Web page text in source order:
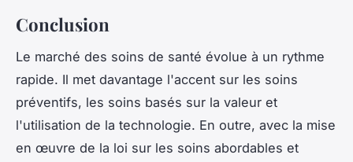
Conclusion
Le marché des soins de santé évolue à un rythme
rapide. Il met davantage l'accent sur les soins
préventifs, les soins basés sur la valeur et
l'utilisation de la technologie. En outre, avec la mise
en œuvre de la loi sur les soins abordables et